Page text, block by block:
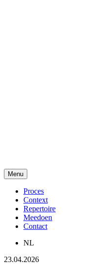
Menu
Proces
Context
Repertoire
Meedoen
Contact
NL
23.04.2026